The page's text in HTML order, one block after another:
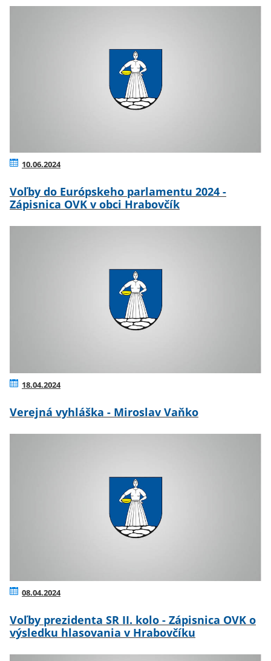
10.06.2024
Voľby do Európskeho parlamentu 2024 -
Zápisnica OVK v obci Hrabovčík
18.04.2024
Verejná vyhláška - Miroslav Vaňko
08.04.2024
Voľby prezidenta SR II. kolo - Zápisnica OVK o
výsledku hlasovania v Hrabovčíku